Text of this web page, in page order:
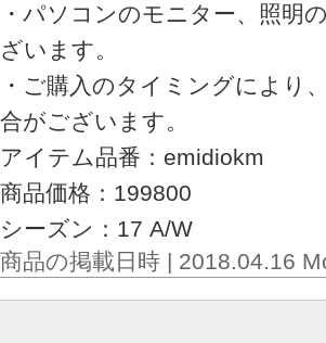
・パソコンのモニター、照明
ざいます。
・ご購入のタイミングにより
合がございます。
アイテム品番：emidiokm
商品価格：199800
シーズン：17 A/W
商品の掲載日時 | 2018.04.16